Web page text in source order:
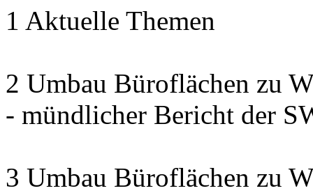
1 Aktuelle Themen
2 Umbau Büroflächen zu
- mündlicher Bericht der
3 Umbau Büroflächen zu